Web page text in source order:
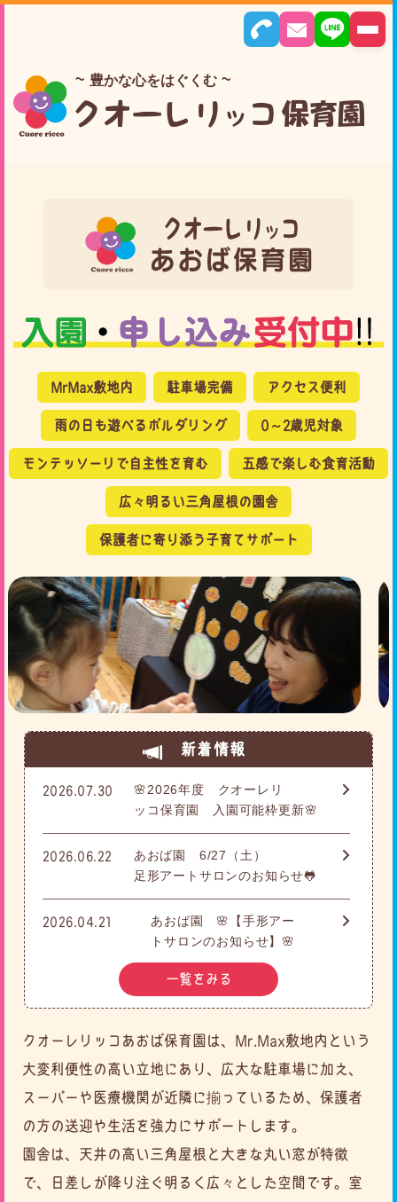
豊かな心をはぐくむ
MrMax敷地内 駐車場完備 アクセス便利
雨の日も遊べるボルダリング 0～2歳児対象
モンテッソーリで自主性を育む 五感で楽しむ食育活動
広々明るい三角屋根の園舎
保護者に寄り添う子育てサポート
新着情報
2026.07.30
🌸2026年度 クオーレリ
ッコ保育園 入園可能枠更新🌸
2026.06.22
あおば園 6/27（土）
足形アートサロンのお知らせ🐸
2026.04.21
あおば園 🌸【手形アー
トサロンのお知らせ】🌸
一覧をみる
クオーレリッコあおば保育園は、Mr.Max敷地内という
大変利便性の高い立地にあり、広大な駐車場に加え、
スーパーや医療機関が近隣に揃っているため、保護者
の方の送迎や生活を強力にサポートします。
園舎は、天井の高い三角屋根と大きな丸い窓が特徴
で、日差しが降り注ぐ明るく広々とした空間です。 室